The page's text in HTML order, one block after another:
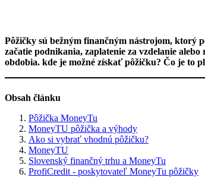
Pôžičky sú bežným finančným nástrojom, ktorý
začatie podnikania, zaplatenie za vzdelanie
obdobia. kde je možné získať pôžičku? Čo je to
Obsah článku
Pôžička MoneyTu
MoneyTU pôžička a výhody
Ako si vybrať vhodnú pôžičku?
MoneyTU
Slovenský finančný trhu a MoneyTu
ProfiCredit - poskytovateľ MoneyTu pôžičky